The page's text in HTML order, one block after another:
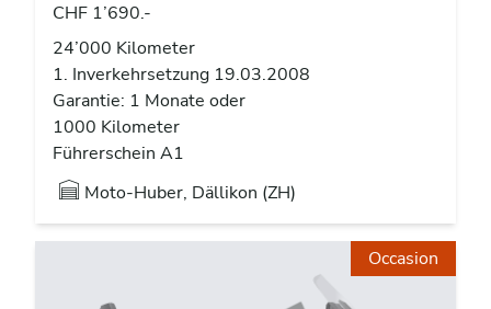
CHF 1’690.-
24’000 Kilometer
1. Inverkehrsetzung 19.03.2008
Garantie: 1 Monate oder
1000 Kilometer
Führerschein A1
Moto-Huber, Dällikon (ZH)
Occasion